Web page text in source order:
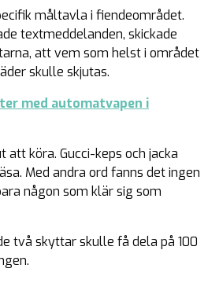
måltavla i fiendeområdet.
textmeddelanden, skickade
att vem som helst i området
skulle skjutas.
med automatvapen i
att köra. Gucci-keps och jacka
Med andra ord fanns det ingen
någon som klär sig som
två skyttar skulle få dela på 100